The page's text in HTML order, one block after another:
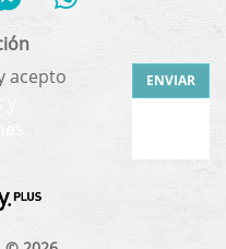
acepto
ENVIAR